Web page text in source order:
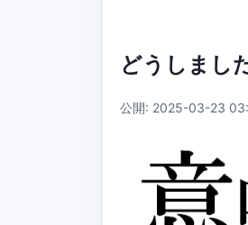
どうしまし
公開: 2025-03-23